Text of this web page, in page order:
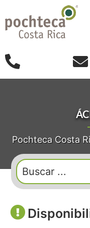
Pochteca Costa